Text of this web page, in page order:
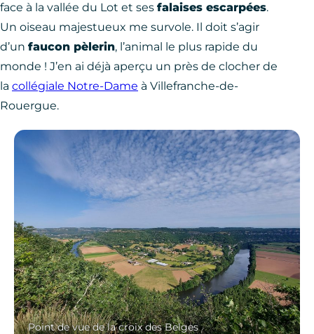
face à la vallée du Lot et ses falaises escarpées.
Un oiseau majestueux me survole. Il doit s’agir
d’un faucon pèlerin, l’animal le plus rapide du
monde ! J’en ai déjà aperçu un près de clocher de
la collégiale Notre-Dame à Villefranche-de-
Rouergue.
Point de vue de la croix des Belges